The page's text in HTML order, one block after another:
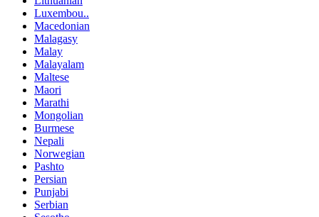
Luxembou..
Macedonian
Malagasy
Malay
Malayalam
Maltese
Maori
Marathi
Mongolian
Burmese
Nepali
Norwegian
Pashto
Persian
Punjabi
Serbian